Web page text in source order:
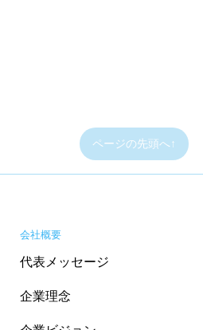
ページの先頭へ↑
会社概要
代表メッセージ
企業理念